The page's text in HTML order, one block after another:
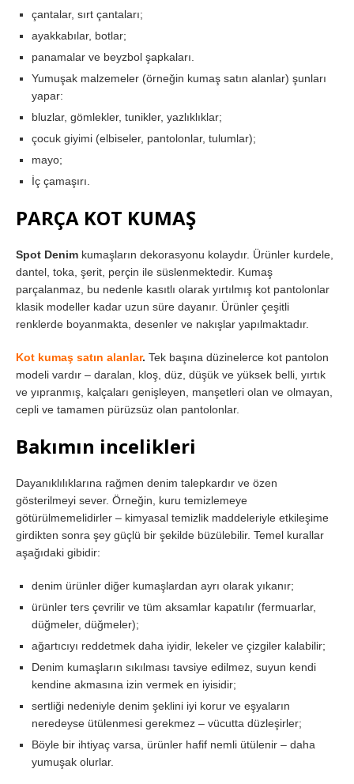
çantalar, sırt çantaları;
ayakkabılar, botlar;
panamalar ve beyzbol şapkaları.
Yumuşak malzemeler (örneğin kumaş satın alanlar) şunları
yapar:
bluzlar, gömlekler, tunikler, yazlıklıklar;
çocuk giyimi (elbiseler, pantolonlar, tulumlar);
mayo;
İç çamaşırı.
PARÇA KOT KUMAŞ
Spot Denim kumaşların dekorasyonu kolaydır. Ürünler kurdele,
dantel, toka, şerit, perçin ile süslenmektedir. Kumaş
parçalanmaz, bu nedenle kasıtlı olarak yırtılmış kot pantolonlar
klasik modeller kadar uzun süre dayanır. Ürünler çeşitli
renklerde boyanmakta, desenler ve nakışlar yapılmaktadır.
Kot kumaş satın alanlar. Tek başına düzinelerce kot pantolon
modeli vardır – daralan, kloş, düz, düşük ve yüksek belli, yırtık
ve yıpranmış, kalçaları genişleyen, manşetleri olan ve olmayan,
cepli ve tamamen pürüzsüz olan pantolonlar.
Bakımın incelikleri
Dayanıklılıklarına rağmen denim talepkardır ve özen
gösterilmeyi sever. Örneğin, kuru temizlemeye
götürülmemelidirler – kimyasal temizlik maddeleriyle etkileşime
girdikten sonra şey güçlü bir şekilde büzülebilir. Temel kurallar
aşağıdaki gibidir:
denim ürünler diğer kumaşlardan ayrı olarak yıkanır;
ürünler ters çevrilir ve tüm aksamlar kapatılır (fermuarlar,
düğmeler, düğmeler);
ağartıcıyı reddetmek daha iyidir, lekeler ve çizgiler kalabilir;
Denim kumaşların sıkılması tavsiye edilmez, suyun kendi
kendine akmasına izin vermek en iyisidir;
sertliği nedeniyle denim şeklini iyi korur ve eşyaların
neredeyse ütülenmesi gerekmez – vücutta düzleşirler;
Böyle bir ihtiyaç varsa, ürünler hafif nemli ütülenir – daha
yumuşak olurlar.